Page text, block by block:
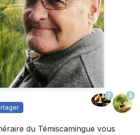
7 5
du Témiscamingue vous